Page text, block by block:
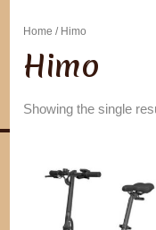
Home / Himo
Himo
Showing the single